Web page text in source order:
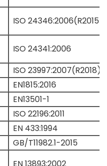
ISO 24346:2006(R2015)
ISO 24341:2006
ISO 23997:2007(R2018)
EN1815:2016
EN13501-1
ISO 22196:2011
EN 433:1994
GB/T11982.1-2015
EN 13893:2002